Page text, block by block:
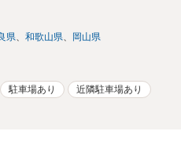
県 和歌山県 岡山県
駐車場あり
近隣駐車場あり